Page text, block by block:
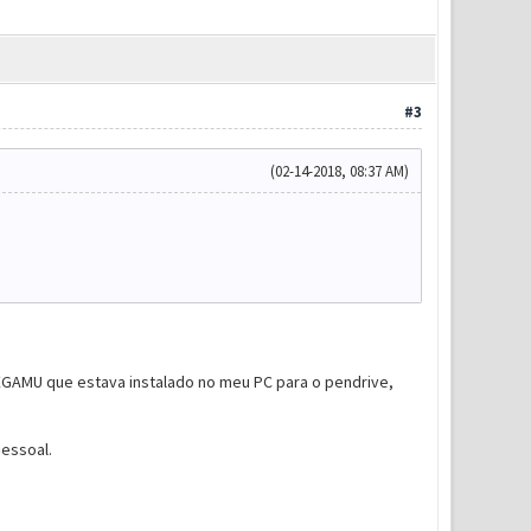
#3
(02-14-2018, 08:37 AM)
que estava instalado no meu PC para o pendrive,